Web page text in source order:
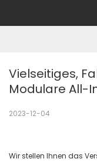
Vielseitiges,
Modulare All-
2023-12-04
Wir stellen Ihnen das